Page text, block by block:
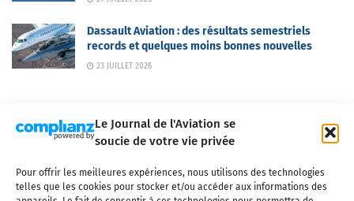
Le Journal de l'Aviation se
soucie de votre vie privée
Pour offrir les meilleures expériences, nous utilisons des technologies
telles que les cookies pour stocker et/ou accéder aux informations des
Dassault Aviation : des résultats semestriels
records et quelques moins bonnes nouvelles
23 JUILLET 2026
Qui sommes-nous ? Nous contacter
Partenaires
Mentions légales
CGV Politique de confidentialité Cookies